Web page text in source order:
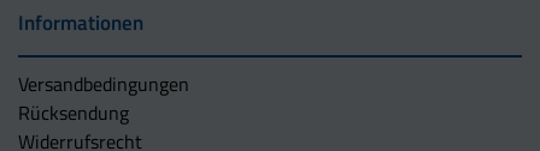
Informationen
Versandbedingungen
Rücksendung
Widerrufsrecht